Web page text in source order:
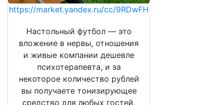
https://market.yandex.ru/cc/9RDwFH
Настольный футбол — это
вложение в нервы, отношения
и живые компании дешевле
психотерапевта, и за
некоторое количество рублей
вы получаете тонизирующее
средство для любых гостей,